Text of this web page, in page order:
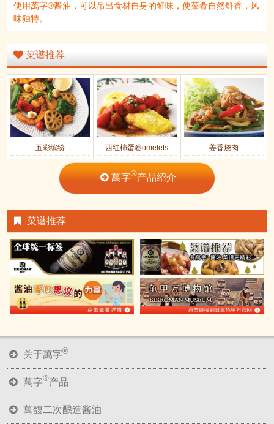
使用萬字®酱油，可以吊出食材自身的鲜味，使菜肴自然鲜香，风
味独特。
菜谱推荐
五彩缤纷 西红柿蛋卷omelets 姜香烧肉
萬字®产品绍介
菜谱推荐
关于萬字®
萬字®产品
萬馥二次酿造酱油